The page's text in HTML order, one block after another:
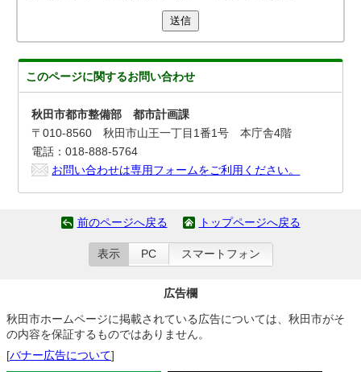
送信
このページに関するお問い合わせ
秋田市都市整備部 都市計画課
〒010-8560 秋田市山王一丁目1番1号 本庁舎4階
電話：018-888-5764
お問い合わせは専用フォームをご利用ください。
前のページへ戻る トップページへ戻る
表示 PC スマートフォン
広告欄
秋田市ホームページに掲載されている広告については、秋田市がそ
の内容を保証するものではありません。
[バナー広告について]